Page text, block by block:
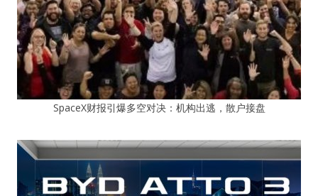
SpaceX财报引爆多空对决：机构出逃，散户接盘